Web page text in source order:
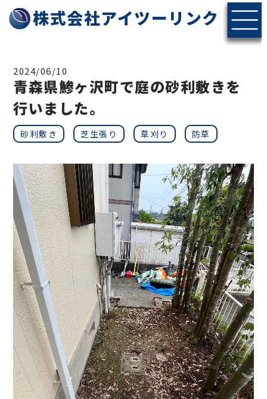
株式会社アイツーリンク
2024/06/10
青森県鯵ヶ沢町で庭の砂利敷きを
行いました。
砂利敷き 芝生張り 草刈り 防草